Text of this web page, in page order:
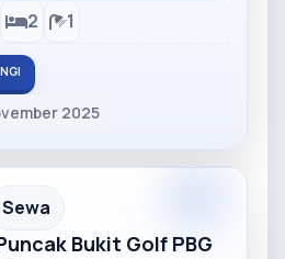
2 1
2025
Sewa
Bukit Golf PBG